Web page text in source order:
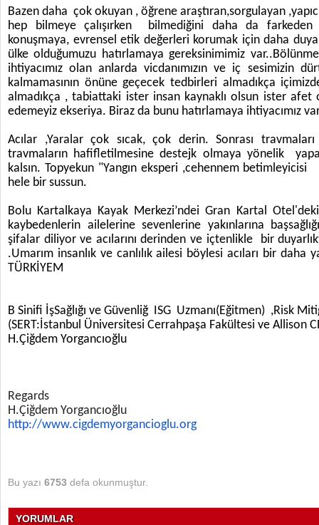
Bazen daha çok okuyan , öğrene araştıran,sorgulayan
hep bilmeye çalışırken bilmediğini daha da
konuşmaya, evrensel etik değerleri korumak için daha
ülke olduğumuzu hatırlamaya gereksinimimiz
ihtiyacımız olan anlarda vicdanımızın ve iç sesimizin
kalmamasının önüne geçecek tedbirleri almadıkça
almadıkça , tabiattaki ister insan kaynaklı olsun ister afet
edemeyiz ekseriya. Biraz da bunu hatırlamaya ihtiyacımız
Acılar ,Yaralar çok sıcak, çok derin. Sonrası
travmaların hafifletilmesine destejk olmaya yönelik
kalsın. Topyekun "Yangın eksperi ,cehennem
hele bir sussun.
Bolu Kartalkaya Kayak Merkezi’ndei Gran Kartal Otel'deki
kaybedenlerin ailelerine sevenlerine yakınlarına
şifalar diliyor ve acılarını derinden ve içtenlikle bir
.Umarım insanlık ve canlılık ailesi böylesi acıları bir daha
TÜRKİYEM
B Sinifi İşSağlığı ve Güvenliğ ISG Uzmanı(Eğitmen) ,Risk
(SERT:İstanbul Üniversitesi Cerrahpaşa Fakültesi ve Allison
H.Çiğdem Yorgancıoğlu
Regards
H.Çiğdem Yorgancıoğlu
http://www.cigdemyorgancioglu.org
Bu yazı 6753 defa okunmuştur.
YORUMLAR